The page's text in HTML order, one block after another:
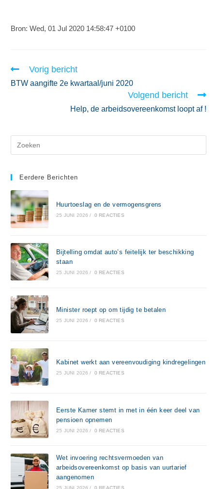
Bron: Wed, 01 Jul 2020 14:58:47 +0100
Vorig bericht
BTW aangifte 2e kwartaal/juni 2020
Volgend bericht
Help, de arbeidsovereenkomst loopt af !
Eerdere Berichten
Huurtoeslag en de vermogensgrens
25 JUNI 2026 / 0 REACTIES
Bijtelling omdat auto’s feitelijk ter beschikking
staan
25 JUNI 2026 / 0 REACTIES
Minister roept op om tijdig te betalen
25 JUNI 2026 / 0 REACTIES
Kabinet werkt aan vereenvoudiging kindregelingen
25 JUNI 2026 / 0 REACTIES
Eerste Kamer stemt in met in één keer deel van
pensioen opnemen
25 JUNI 2026 / 0 REACTIES
Wet invoering rechtsvermoeden van
arbeidsovereenkomst op basis van uurtarief
aangenomen